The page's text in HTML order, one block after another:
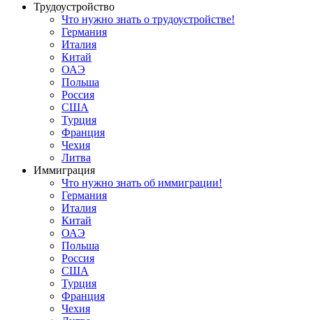
Трудоустройство
Что нужно знать о трудоустройстве!
Германия
Италия
Китай
ОАЭ
Польша
Россия
США
Турция
Франция
Чехия
Литва
Иммиграция
Что нужно знать об иммиграции!
Германия
Италия
Китай
ОАЭ
Польша
Россия
США
Турция
Франция
Чехия